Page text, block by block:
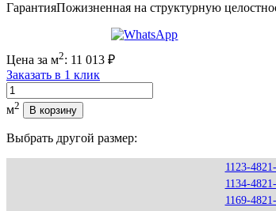
ГарантияПожизненная на структурную
Цена за м2: 11 013 ₽
Заказать в 1 клик
Количество
м2 В корзину
Выбрать другой размер:
1123-
1134-
1169-